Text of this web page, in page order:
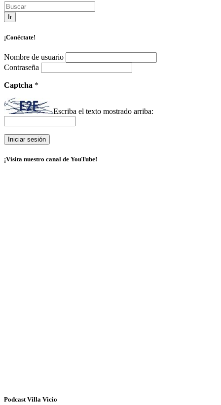
Ir
¡Conéctate!
Nombre de usuario
Contraseña
Captcha *
Escriba el texto mostrado arriba:
¡Visita nuestro canal de YouTube!
Podcast Villa Vicio